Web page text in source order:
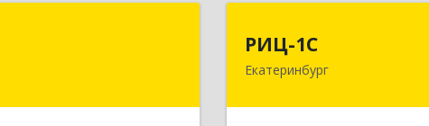
РИЦ-1С
Екатеринбург